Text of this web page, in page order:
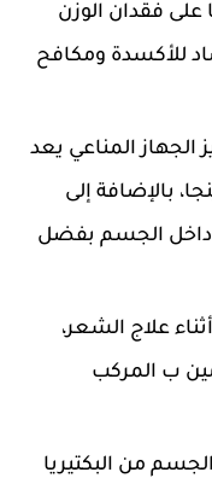
على فقدان الوزن
للأكسدة ومكافح
الجهاز المناعي يعد
بالإضافة إلى
داخل الجسم بفضل
علاج الشعر،
ب المركب
من البكتيريا